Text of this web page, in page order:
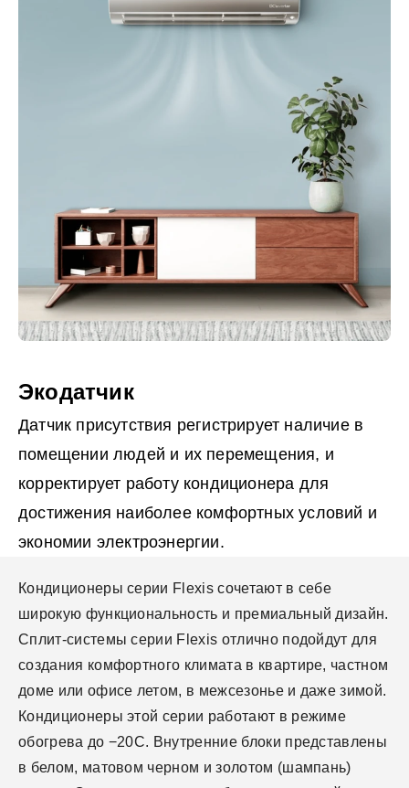
Экодатчик
Датчик присутствия регистрирует наличие в
помещении людей и их перемещения, и
корректирует работу кондиционера для
достижения наиболее комфортных условий и
экономии электроэнергии.
Кондиционеры серии Flexis сочетают в себе
широкую функциональность и премиальный дизайн.
Сплит-системы серии Flexis отлично подойдут для
создания комфортного климата в квартире, частном
доме или офисе летом, в межсезонье и даже зимой.
Кондиционеры этой серии работают в режиме
обогрева до −20С. Внутренние блоки представлены
в белом, матовом черном и золотом (шампань)